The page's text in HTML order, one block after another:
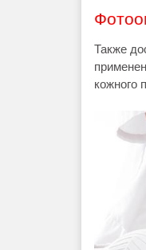
Также
кожного